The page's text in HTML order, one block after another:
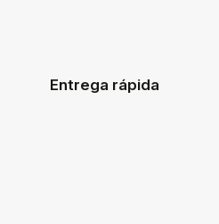
Entrega rápida